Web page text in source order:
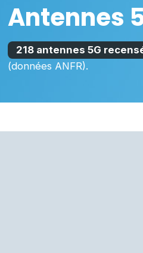
Antennes
218 antennes 5G
(données ANFR).